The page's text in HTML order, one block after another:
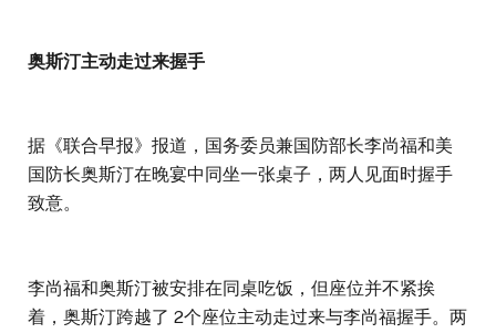
奥斯汀主动走过来握手
据《联合早报》报道，国务委员兼国防部长李尚福和美
国防长奥斯汀在晚宴中同坐一张桌子，两人见面时握手
致意。
李尚福和奥斯汀被安排在同桌吃饭，但座位并不紧挨
着，奥斯汀跨越了 2个座位主动走过来与李尚福握手。两